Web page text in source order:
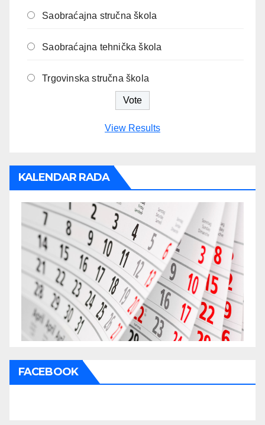
Saobraćajna stručna škola
Saobraćajna tehnička škola
Trgovinska stručna škola
View Results
KALENDAR RADA
FACEBOOK